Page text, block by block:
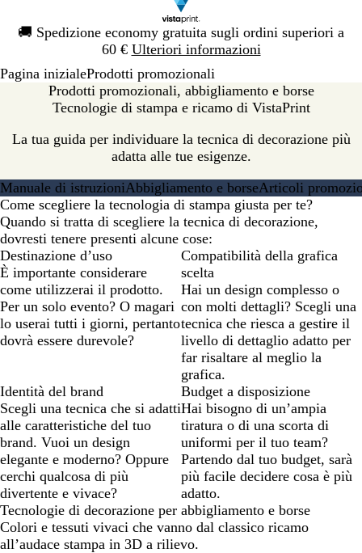
🚚 Spedizione economy gratuita sugli ordini superiori a
60 € Ulteriori informazioni
Diapositiva
1
Pagina inizialeProdotti promozionali
Prodotti promozionali, abbigliamento e borse
Tecnologie di stampa e ricamo di VistaPrint
La tua guida per individuare la tecnica di decorazione più
adatta alle tue esigenze.
Manuale di istruzioniAbbigliamento e borseArticoli
Come scegliere la tecnologia di stampa giusta per te?
Quando si tratta di scegliere la tecnica di decorazione,
dovresti tenere presenti alcune cose:
Destinazione d’uso
È importante considerare
come utilizzerai il prodotto.
Per un solo evento? O magari
lo userai tutti i giorni, pertanto
dovrà essere durevole?
Compatibilità della grafica
scelta
Hai un design complesso o
con molti dettagli? Scegli una
tecnica che riesca a gestire il
livello di dettaglio adatto per
far risaltare al meglio la
grafica.
Identità del brand
Scegli una tecnica che si adatti
alle caratteristiche del tuo
brand. Vuoi un design
elegante e moderno? Oppure
cerchi qualcosa di più
divertente e vivace?
Budget a disposizione
Hai bisogno di un’ampia
tiratura o di una scorta di
uniformi per il tuo team?
Partendo dal tuo budget, sarà
più facile decidere cosa è più
adatto.
Tecnologie di decorazione per abbigliamento e borse
Colori e tessuti vivaci che vanno dal classico ricamo
all’audace stampa in 3D a rilievo.